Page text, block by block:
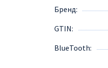
Бренд
GTIN
BlueTooth